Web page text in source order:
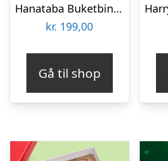
Hanataba Buketbinder
kr. 199,00
Gå til shop